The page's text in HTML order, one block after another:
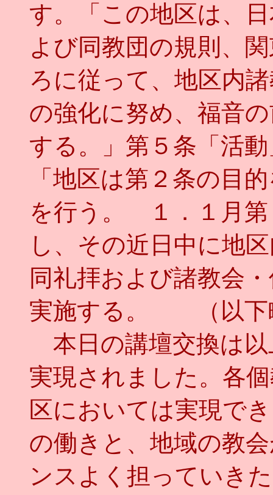
す。「この地区は、
よび同教団の規則、
ろに従って、地区内
の強化に努め、福音
する。」第５条「活
「地区は第２条の目
を行う。 １．１月第
し、その近日中に地
同礼拝および諸教会
実施する。 （以下
本日の講壇交換は
実現されました。各
区においては実現で
の働きと、地域の教
ンスよく担っていき